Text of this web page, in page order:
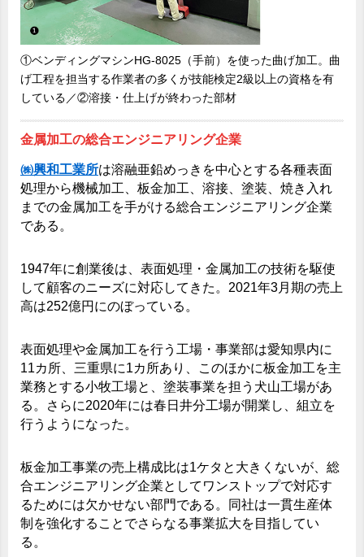
①ベンディングマシンHG-8025（手前）を使った曲げ加工。曲
げ工程を担当する作業者の多くが技能検定2級以上の資格を有
している／②溶接・仕上げが終わった部材
金属加工の総合エンジニアリング企業
㈱興和工業所は溶融亜鉛めっきを中心とする各種表面
処理から機械加工、板金加工、溶接、塗装、焼き入れ
までの金属加工を手がける総合エンジニアリング企業
である。
1947年に創業後は、表面処理・金属加工の技術を駆使
して顧客のニーズに対応してきた。2021年3月期の売上
高は252億円にのぼっている。
表面処理や金属加工を行う工場・事業部は愛知県内に
11カ所、三重県に1カ所あり、このほかに板金加工を主
業務とする小牧工場と、塗装事業を担う犬山工場があ
る。さらに2020年には春日井分工場が開業し、組立を
行うようになった。
板金加工事業の売上構成比は1ケタと大きくないが、総
合エンジニアリング企業としてワンストップで対応す
るためには欠かせない部門である。同社は一貫生産体
制を強化することでさらなる事業拡大を目指してい
る。